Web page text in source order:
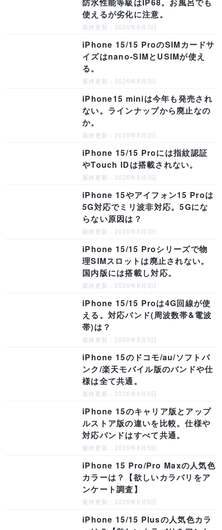
使えるが劣化に注意。
最終更新：2026年8月3日
iPhone 15/15 ProのSIMカードサ
イズはnano-SIMとUSIMが使え
る。
最終更新：2026年8月3日
iPhone15 miniは今年も発売され
ない。ラインナップから廃止なの
か。
最終更新：2026年8月3日
iPhone 15/15 Proには指紋認証
やTouch IDは搭載されない。
最終更新：2026年8月3日
iPhone 15やアイフォン15 Proは
5G対応でミリ波非対応。5Gにな
らない原因は？
最終更新：2026年8月3日
iPhone 15/15 Proシリーズで物
理SIMスロットは廃止されない。
国内版には搭載し対応。
最終更新：2026年8月3日
iPhone 15/15 Proは4G回線が使
える。対応バンド(周波数帯&電波
帯)は？
最終更新：2026年8月5日
iPhone 15のドコモ/au/ソフトバ
ンク/楽天モバイル版のバンドや仕
様は全て共通。
最終更新：2026年8月5日
iPhone 15のキャリア版とアップ
ルストア版の違いを比較。仕様や
対応バンドはすべて共通。
最終更新：2026年8月5日
iPhone 15 Pro/Pro Maxの人気色
カラーは？【欲しいカラバリをア
ンケート調査】
最終更新：2026年8月5日
iPhone 15/15 Plusの人気色カラ